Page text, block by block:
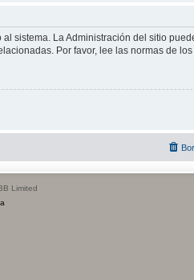
sistema. La Administración del sitio
Por favor, lee las normas de
Limited